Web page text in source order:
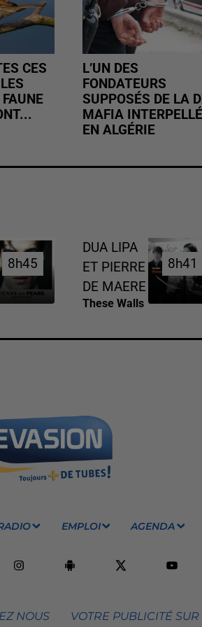
CES
L’UN DES
FONDATEURS
SUPPOSÉS DE LA
MAFIA INTERPELLÉ
EN ALGÉRIE
8h45
8h45
DUA LIPA
ET PIERRE
DE MAERE
These Walls
8h41
8h41
EMPLOI AGENDA
NOUS VOTRE PUBLICITÉ